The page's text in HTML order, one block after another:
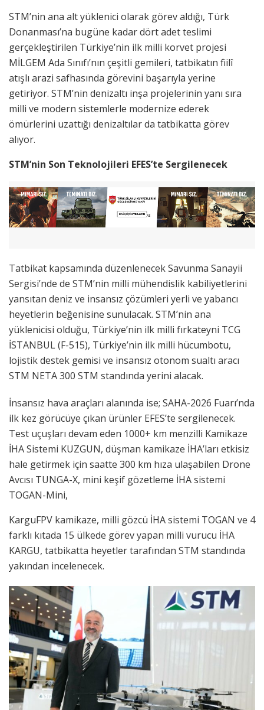
STM’nin ana alt yüklenici olarak görev aldığı, Türk
Donanması’na bugüne kadar dört adet teslimi
gerçekleştirilen Türkiye’nin ilk milli korvet projesi
MİLGEM Ada Sınıfı’nın çeşitli gemileri, tatbikatın fiilî
atışlı arazi safhasında görevini başarıyla yerine
getiriyor. STM’nin denizaltı inşa projelerinin yanı sıra
milli ve modern sistemlerle modernize ederek
ömürlerini uzattığı denizaltılar da tatbikatta görev
alıyor.
STM’nin Son Teknolojileri EFES’te Sergilenecek
Tatbikat kapsamında düzenlenecek Savunma Sanayii
Sergisi’nde de STM’nin milli mühendislik kabiliyetlerini
yansıtan deniz ve insansız çözümleri yerli ve yabancı
heyetlerin beğenisine sunulacak. STM’nin ana
yüklenicisi olduğu, Türkiye’nin ilk milli fırkateyni TCG
İSTANBUL (F-515), Türkiye’nin ilk milli hücumbotu,
lojistik destek gemisi ve insansız otonom sualtı aracı
STM NETA 300 STM standında yerini alacak.
İnsansız hava araçları alanında ise; SAHA-2026 Fuarı’nda
ilk kez görücüye çıkan ürünler EFES’te sergilenecek.
Test uçuşları devam eden 1000+ km menzilli Kamikaze
İHA Sistemi KUZGUN, düşman kamikaze İHA’ları etkisiz
hale getirmek için saatte 300 km hıza ulaşabilen Drone
Avcısı TUNGA-X, mini keşif gözetleme İHA sistemi
TOGAN-Mini,
KarguFPV kamikaze, milli gözcü İHA sistemi TOGAN ve 4
farklı kıtada 15 ülkede görev yapan milli vurucu İHA
KARGU, tatbikatta heyetler tarafından STM standında
yakından incelenecek.